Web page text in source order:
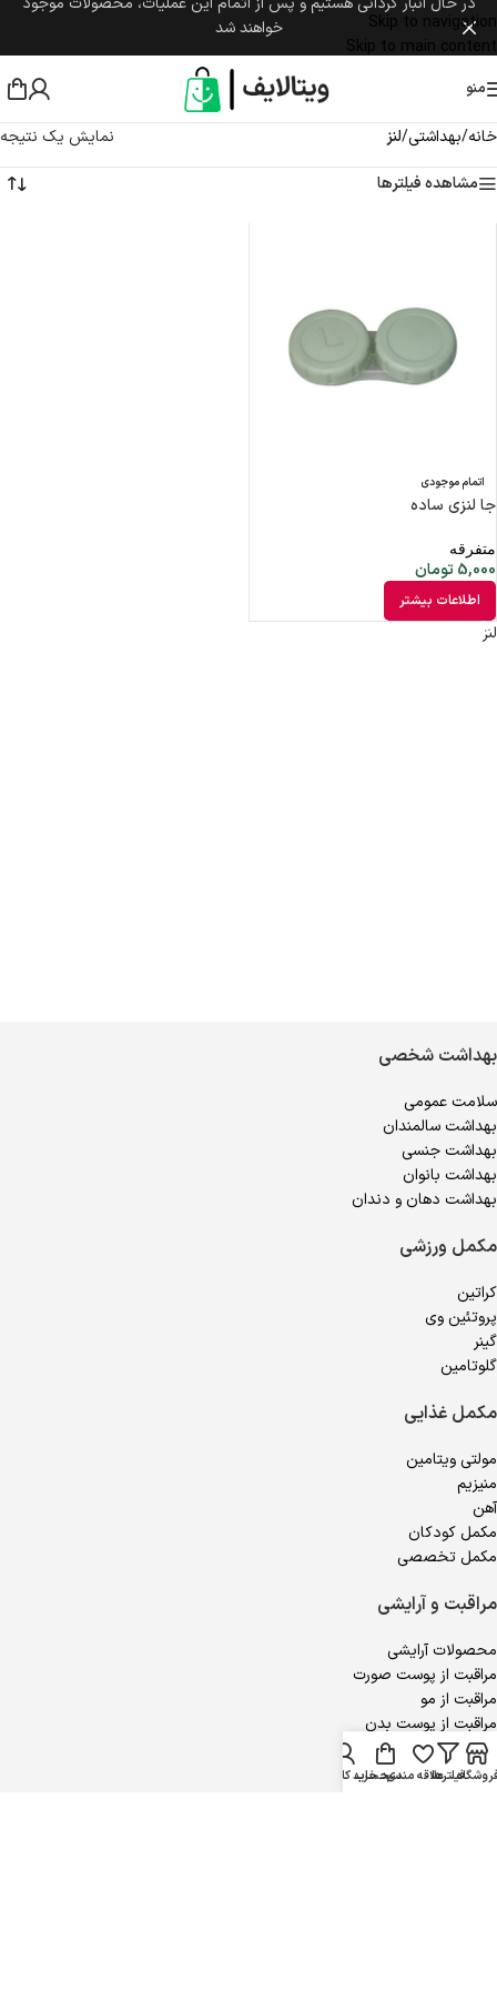
Skip to navigation
Skip to main content
خواهند شد
منو
خانه/بهداشتی/لنز
نمایش یک نتیجه
مشاهده فیلترها
اتمام موجودی
جا لنزی ساده
متفرقه
5,000تومان
اطلاعات بیشتر
لنز
بهداشت شخصی
سلامت عمومی
بهداشت سالمندان
بهداشت جنسی
بهداشت بانوان
بهداشت دهان و دندان
مکمل ورزشی
کراتین
پروتئین وی
گینر
گلوتامین
مکمل غذایی
مولتی ویتامین
منیزیم
آهن
مکمل کودکان
مکمل تخصصی
مراقبت و آرایشی
محصولات آرایشی
مراقبت از پوست صورت
مراقبت از مو
مراقبت از پوست بدن
محصولات جنسی
فیلترهاعلاقه مندیسبد خرید
حساب کاربری من